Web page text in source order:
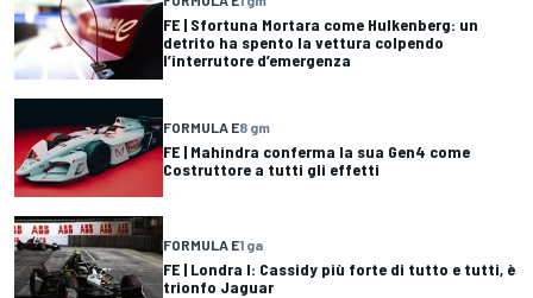
FE | Sfortuna Mortara come Hulkenberg: un
detrito ha spento la vettura colpendo
l’interrutore d’emergenza
FORMULA E8 gm
FE | Mahindra conferma la sua Gen4 come
Costruttore a tutti gli effetti
FORMULA E1 ga
FE | Londra I: Cassidy più forte di tutto e tutti, è
trionfo Jaguar